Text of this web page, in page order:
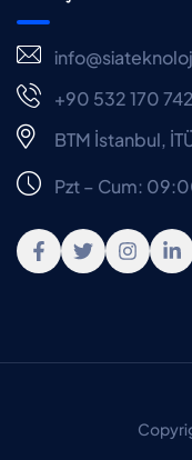
+90 532 170
BTM İstanbul,
Pzt – Cum: